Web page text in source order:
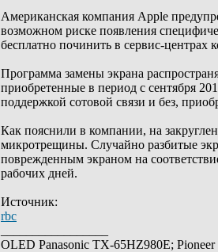
Американская компания Apple
возможном риске появления
бесплатно починить в сервис-центрах
Программа замены экрана
приобретенные в период с сентября
поддержкой сотовой связи и без,
Как пояснили в компании, на
микротрещины. Случайно разбитые
поврежденным экраном на
рабочих дней.
Источник:
rbc
OLED Panasonic TX-65HZ980E;